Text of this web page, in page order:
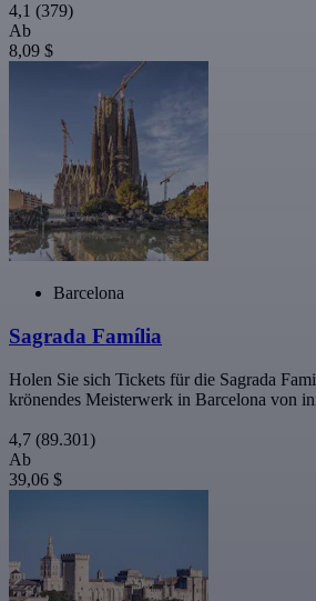
4,1 (379)
Ab
8,09 $
Barcelona
Sagrada Família
Holen Sie sich Tickets für die Sagrada
krönendes Meisterwerk in Barcelona von
4,7 (89.301)
Ab
39,06 $